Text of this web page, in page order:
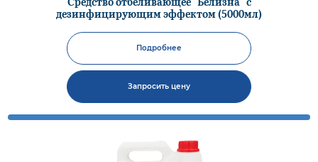
дезинфицирующим эффектом (5000мл)
Подробнее
Запросить цену